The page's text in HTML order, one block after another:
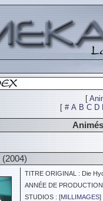
[
[ # A B C D
(2004)
TITRE ORIGINAL : Die
ANNÉE DE
STUDIOS : [MILLIMAGES]